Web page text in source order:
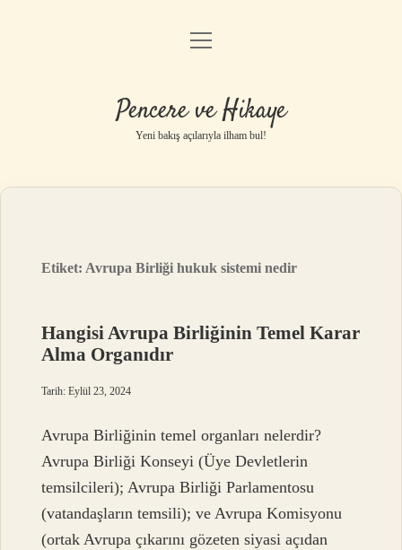
Anasayfa
Yasal Uyarı
menüyü
Pencere ve Hikaye
Yeni bakış açılarıyla ilham bul!
Etiket: Avrupa Birliği hukuk sistemi nedir
Hangisi Avrupa Birliğinin Temel Karar
Alma Organıdır
Tarih: Eylül 23, 2024
Avrupa Birliğinin temel organları nelerdir?
Avrupa Birliği Konseyi (Üye Devletlerin
temsilcileri); Avrupa Birliği Parlamentosu
(vatandaşların temsili); ve Avrupa Komisyonu
(ortak Avrupa çıkarını gözeten siyasi açıdan